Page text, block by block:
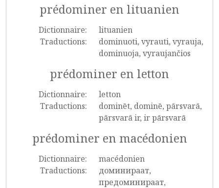
prédominer en lituanien
Dictionnaire:
lituanien
Traductions:
dominuoti, vyrauti, vyrauja,
dominuoja, vyraujančios
prédominer en letton
Dictionnaire:
letton
Traductions:
dominēt, dominē, pārsvarā,
pārsvarā ir, ir pārsvarā
prédominer en macédonien
Dictionnaire:
macédonien
Traductions:
доминираат,
предоминираат,